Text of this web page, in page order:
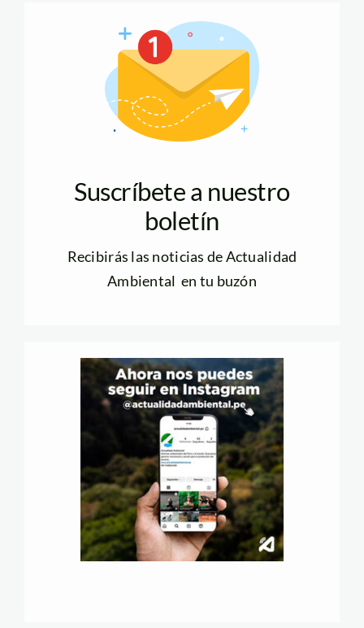
Suscríbete a nuestro
boletín
Recibirás las noticias de Actualidad
Ambiental en tu buzón